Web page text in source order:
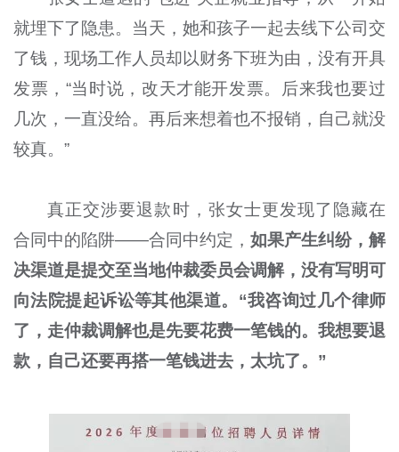
就埋下了隐患。当天，她和孩子一起去线下公司交
了钱，现场工作人员却以财务下班为由，没有开具
发票，“当时说，改天才能开发票。后来我也要过
几次，一直没给。再后来想着也不报销，自己就没
较真。”
真正交涉要退款时，张女士更发现了隐藏在
合同中的陷阱——合同中约定，如果产生纠纷，解
决渠道是提交至当地仲裁委员会调解，没有写明可
向法院提起诉讼等其他渠道。“我咨询过几个律师
了，走仲裁调解也是先要花费一笔钱的。我想要退
款，自己还要再搭一笔钱进去，太坑了。”